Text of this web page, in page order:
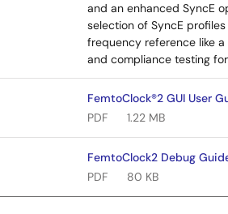
and an enhanced SyncE
selection of SyncE
frequency reference like
and compliance testing
FemtoClock®2 GUI User
PDF
1.22 MB
FemtoClock2 Debug
PDF
80 KB